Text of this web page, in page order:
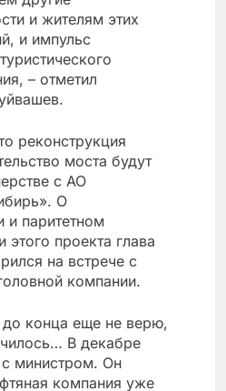
и жителям этих
и импульс
– отметил
реконструкция
моста будут
с АО
О
и паритетном
этого проекта глава
на встрече с
компании.
конца еще не верю,
В декабре
министром. Он
компания уже